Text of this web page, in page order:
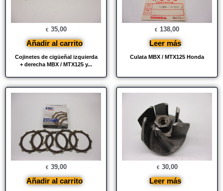
Cojinetes de cigüeñal izquierda
+ derecha MBX / MTX125 y...
€ 35,00
Añadir al carrito
Culata MBX / MTX125 Honda
€ 138,00
Leer más
€ 39,00
Añadir al carrito
€ 30,00
Leer más